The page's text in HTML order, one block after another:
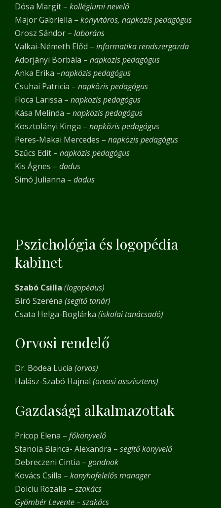
Dósa Margit – kollégiumi nevelő
Major Gabriella – könyvtáros, napközis pedagógus
Orosz Sándor – laboráns
Valkai-Németh Előd – informatika rendszergazda
Adorjányi Borbála – napközis pedagógus
Anka Erika –napközis pedagógus
Csuhai Patricia – napközis pedagógus
Floca Larissa – napközis pedagógus
Kása Melinda – napközis pedagógus
Kosztolányi Kinga – napközis pedagógus
Peres-Makai Mercedes – napközis pedagógus
Szűcs Edit – napközis pedagógus
Kis Ágnes – dadus
Simó Julianna – dadus
Pszichológia és logopédia
kabinet
Szabó Csilla (logopédus)
Bíró Szeréna (segítő tanár)
Csata Helga-Boglárka (iskolai tanácsadó)
Orvosi rendelő
Dr. Bodea Lucia (orvos)
Halász-Szabó Hajnal (orvosi asszisztens)
Gazdasági alkalmazottak
Pricop Elena – főkönyvelő
Stanoia Bianca- Alexandra – segítő könyvelő
Debreczeni Cintia – gondnok
Kovács Csilla – konyhafelelős manager
Doiciu Rozalia – szakács
Gyömbér Levente – szakács